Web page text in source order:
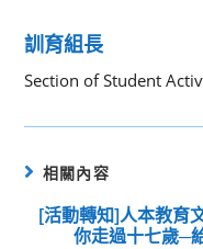
訓育組長
Section of Student
相關內容
[活動轉知]人本教育
你走過十七歲─